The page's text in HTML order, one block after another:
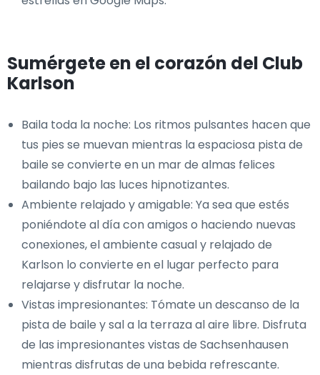
Sumérgete en el corazón del Club
Karlson
Baila toda la noche: Los ritmos pulsantes hacen que
tus pies se muevan mientras la espaciosa pista de
baile se convierte en un mar de almas felices
bailando bajo las luces hipnotizantes.
Ambiente relajado y amigable: Ya sea que estés
poniéndote al día con amigos o haciendo nuevas
conexiones, el ambiente casual y relajado de
Karlson lo convierte en el lugar perfecto para
relajarse y disfrutar la noche.
Vistas impresionantes: Tómate un descanso de la
pista de baile y sal a la terraza al aire libre. Disfruta
de las impresionantes vistas de Sachsenhausen
mientras disfrutas de una bebida refrescante.